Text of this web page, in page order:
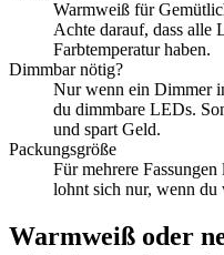
Warmweiß für
Achte darauf, dass alle
Farbtemperatur haben.
Dimmbar nötig?
Nur wenn ein Dimmer
du dimmbare LEDs.
und spart Geld.
Packungsgröße
Für mehrere
lohnt sich nur, wenn
Warmweiß oder